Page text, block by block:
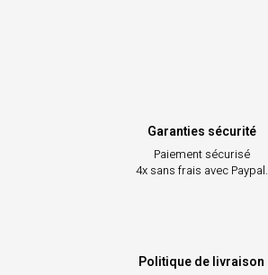
Garanties sécurité
Paiement sécurisé
4x sans frais avec Paypal.
Politique de livraison